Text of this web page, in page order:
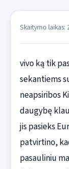
Skaitymo laikas:
vivo ką tik
sekantiems
neapsiribos
daugybę
jis pasieks
patvirtino,
pasauliniu